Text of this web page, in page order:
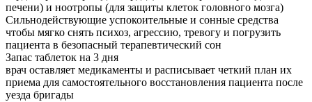
печени) и ноотропы (для защиты клеток головного мозга)
Сильнодействующие успокоительные и сонные средства
чтобы мягко снять психоз, агрессию, тревогу и погрузить
пациента в безопасный терапевтический сон
Запас таблеток на 3 дня
врач оставляет медикаменты и расписывает четкий план их
приема для самостоятельного восстановления пациента после
уезда бригады